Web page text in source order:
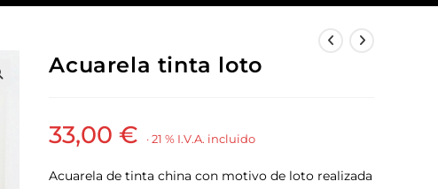
Acuarela tinta loto
33,00€ · 21 % I.V.A. incluido
Acuarela de tinta china con motivo de loto realizada